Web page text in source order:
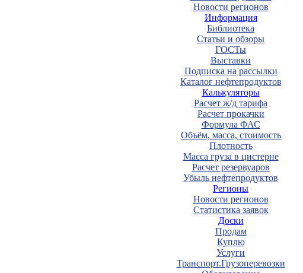
Новости регионов
Информация
Библиотека
Статьи и обзоры
ГОСТы
Выставки
Подписка на рассылки
Каталог нефтепродуктов
Калькуляторы
Расчет ж/д тарифа
Расчет прокачки
Формула ФАС
Объём, масса, стоимость
Плотность
Масса груза в цистерне
Расчет резервуаров
Убыль нефтепродуктов
Регионы
Новости регионов
Статистика заявок
Доски
Продам
Куплю
Услуги
Транспорт.Грузоперевозки